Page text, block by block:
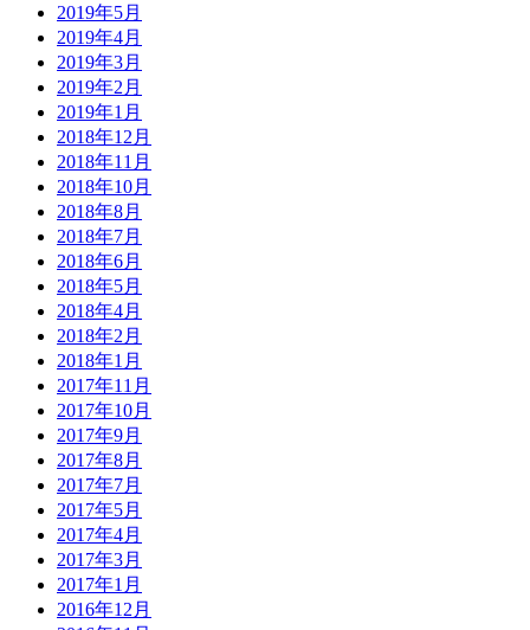
2019年5月
2019年4月
2019年3月
2019年2月
2019年1月
2018年12月
2018年11月
2018年10月
2018年8月
2018年7月
2018年6月
2018年5月
2018年4月
2018年2月
2018年1月
2017年11月
2017年10月
2017年9月
2017年8月
2017年7月
2017年5月
2017年4月
2017年3月
2017年1月
2016年12月